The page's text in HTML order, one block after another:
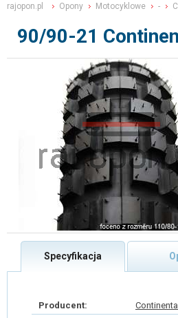
rajopon.pl Opony Motocyklowe -
90/90-21
Specyfikacja
Producent:
Continental